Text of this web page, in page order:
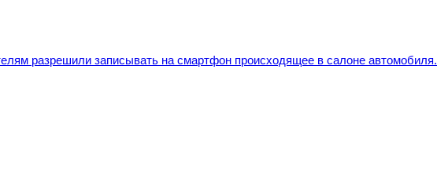
разрешили записывать на смартфон происходящее в салоне автомобиля.